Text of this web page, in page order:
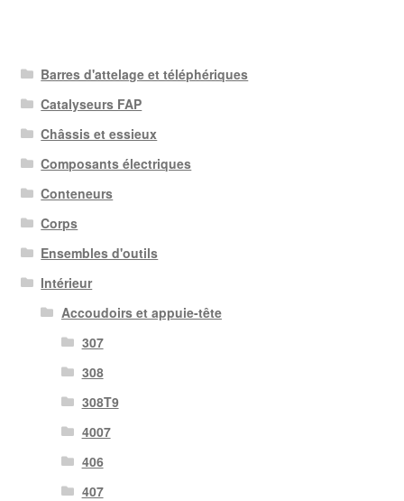
Barres d'attelage et téléphériques
Catalyseurs FAP
Châssis et essieux
Composants électriques
Conteneurs
Corps
Ensembles d'outils
Intérieur
Accoudoirs et appuie-tête
307
308
308T9
4007
406
407